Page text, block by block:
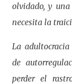
olvidado, y
necesita la
La
de
perder el